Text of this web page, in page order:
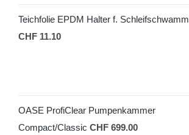
Teichfolie EPDM Halter f. Schleifschwamm
CHF 11.10
OASE ProfiClear Pumpenkammer
Compact/Classic CHF 699.00